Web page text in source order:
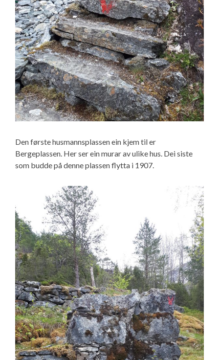
Den første husmannsplassen ein kjem til er
Bergeplassen. Her ser ein murar av ulike hus. Dei siste
som budde på denne plassen flytta i 1907.